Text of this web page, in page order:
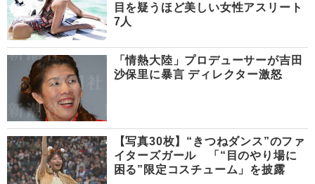
目を疑うほど美しい女性アスリート
7人
「情熱大陸」プロデューサーが吉田
沙保里に暴言 ディレクター激怒
【写真30枚】“きつねダンス”のファ
イターズガール 「“目のやり場に
困る”限定コスチューム」を披露